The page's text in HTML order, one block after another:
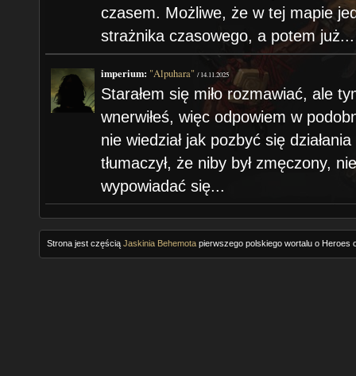
czasem. Możliwe, że w tej mapie
strażnika czasowego, a potem już...
imperium: "Alpuhara"/14.11.2025
Starałem się miło rozmawiać, ale
wnerwiłeś, więc odpowiem w
nie wiedział jak pozbyć się
tłumaczył, że niby był zmęczony,
wypowiadać się...
Strona jest częścią Jaskinia Behemotapierwszego polskiego wortalu o Heroes